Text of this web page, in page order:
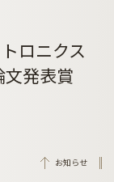
ロニクス
発表賞
お知らせ